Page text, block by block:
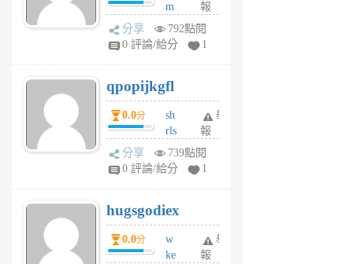
前
m
w
rs
6
個
月
前
報
分享
792點閱
0 評論/給分
1
qpopijkgfl
0.0分
sh
rls
k
m
6
個
月
前
舉
報
分享
739點閱
0 評論/給分
1
hugsgodiex
0.0分
w
ke
舉
報